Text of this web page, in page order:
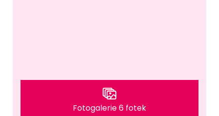
Fotogalerie 6 fotek